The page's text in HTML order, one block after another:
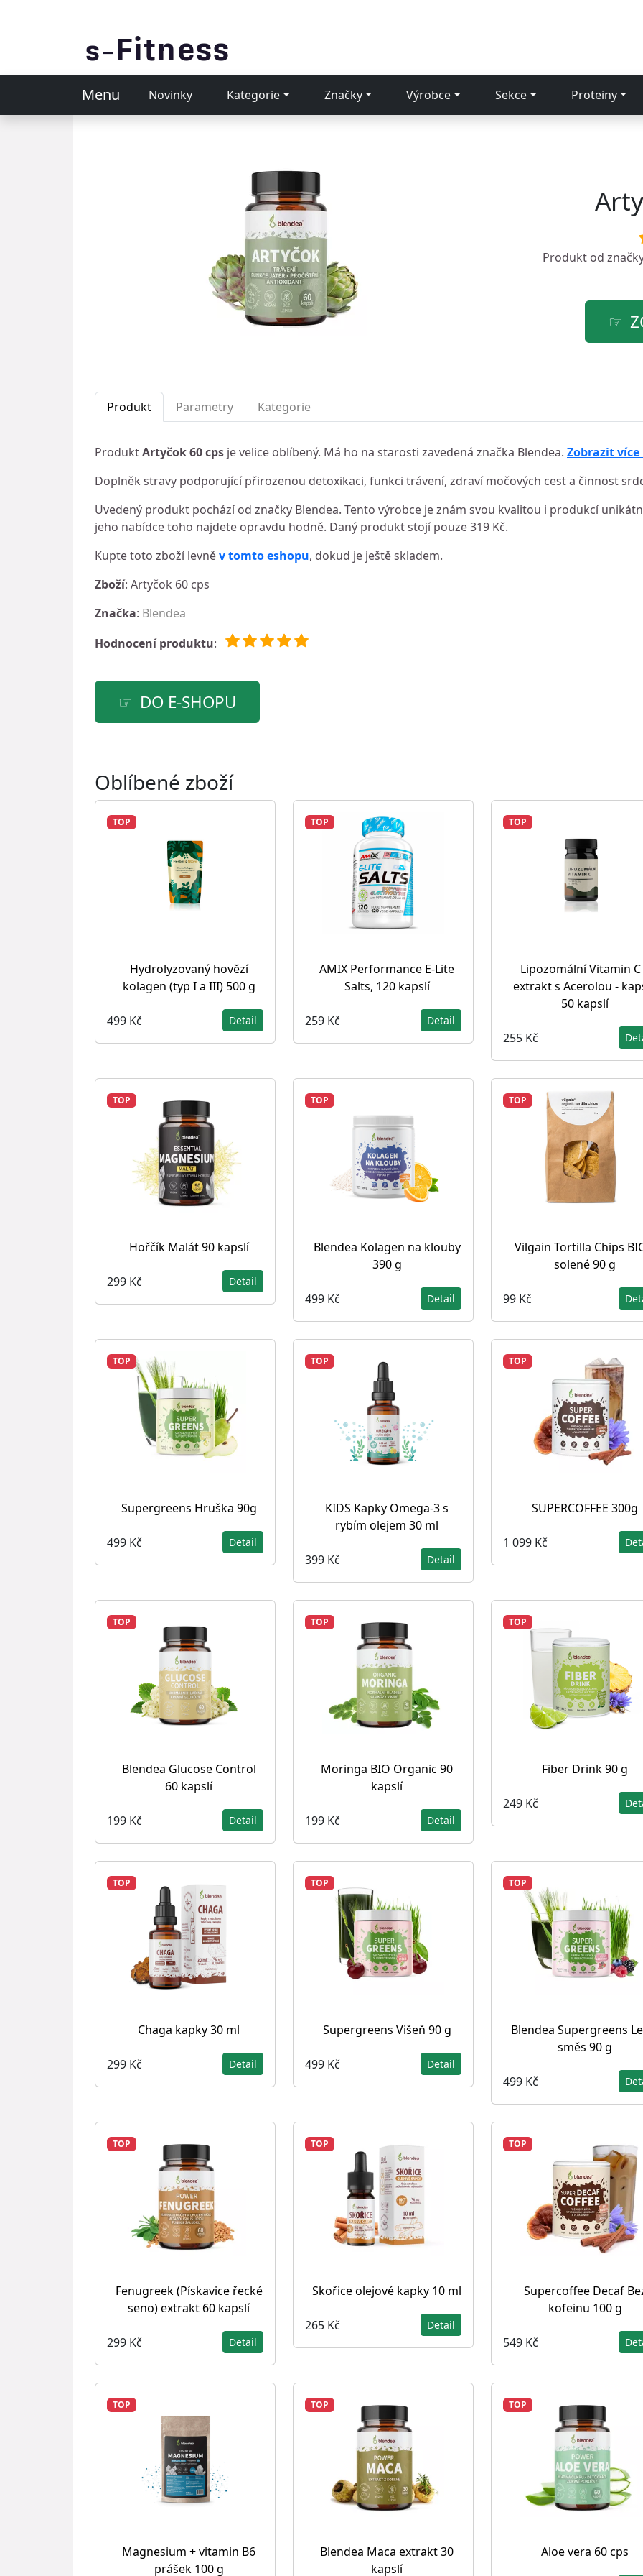
Menu Novinky Kategorie Značky Výrobce Sekce Proteiny
Produkt od
Produkt Parametry Kategorie
ProduktArtyčok 60 cps je velice oblíbený. Má ho na starosti zavedená značka Blendea. Zobrazit
Doplněk stravy podporující přirozenou detoxikaci, funkci trávení, zdraví močových cest a činnost
Uvedený produkt pochází od značky Blendea. Tento výrobce je znám svou kvalitou i produkcí
jeho nabídce toho najdete opravdu hodně. Daný produkt stojí pouze 319 Kč.
Kupte toto zboží levněv tomto eshopu, dokud je ještě skladem.
Zboží: Artyčok 60 cps
Značka: Blendea
Hodnocení produktu:
DO E-SHOPU
Oblíbené zboží
TOP
Hydrolyzovaný hovězí
kolagen (typ I a III) 500 g
499 Kč Detail
TOP
AMIX Performance E-Lite
Salts, 120 kapslí
259 Kč Detail
TOP
Lipozomální Vitamin C
extrakt s Acerolou -
50 kapslí
255 Kč
TOP
Hořčík Malát 90 kapslí
299 Kč Detail
TOP
Blendea Kolagen na klouby
390 g
499 Kč Detail
TOP
Vilgain Tortilla Chips
solené 90 g
99 Kč
TOP
Supergreens Hruška 90g
499 Kč Detail
TOP
KIDS Kapky Omega-3 s
rybím olejem 30 ml
399 Kč Detail
TOP
SUPERCOFFEE 300g
1 099 Kč
TOP
Blendea Glucose Control
60 kapslí
199 Kč Detail
TOP
Moringa BIO Organic 90
kapslí
199 Kč Detail
TOP
Fiber Drink 90 g
249 Kč
TOP
Chaga kapky 30 ml
299 Kč Detail
TOP
Supergreens Višeň 90 g
499 Kč Detail
TOP
Blendea Supergreens
směs 90 g
499 Kč
TOP
Fenugreek (Pískavice řecké
seno) extrakt 60 kapslí
299 Kč Detail
TOP
Skořice olejové kapky 10 ml
265 Kč Detail
TOP
Supercoffee Decaf
kofeinu 100 g
549 Kč
TOP
Magnesium + vitamin B6
prášek 100 g
TOP
Blendea Maca extrakt 30
kapslí
TOP
Aloe vera 60 cps